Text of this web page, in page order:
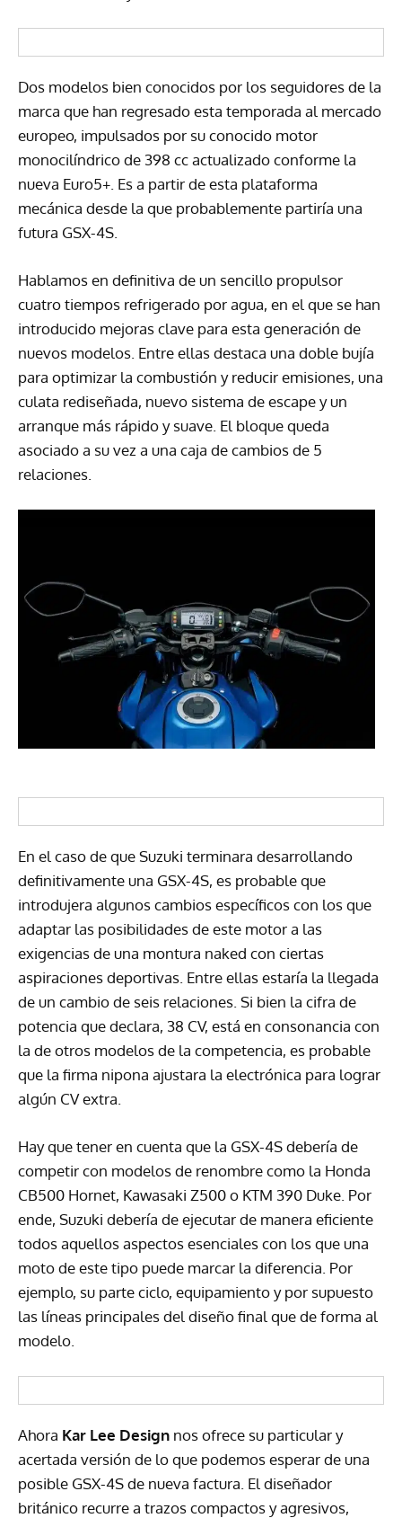
Dos modelos bien conocidos por los seguidores de la
marca que han regresado esta temporada al mercado
europeo, impulsados por su conocido motor
monocilíndrico de 398 cc actualizado conforme la
nueva Euro5+. Es a partir de esta plataforma
mecánica desde la que probablemente partiría una
futura GSX-4S.
Hablamos en definitiva de un sencillo propulsor
cuatro tiempos refrigerado por agua, en el que se han
introducido mejoras clave para esta generación de
nuevos modelos. Entre ellas destaca una doble bujía
para optimizar la combustión y reducir emisiones, una
culata rediseñada, nuevo sistema de escape y un
arranque más rápido y suave. El bloque queda
asociado a su vez a una caja de cambios de 5
relaciones.
En el caso de que Suzuki terminara desarrollando
definitivamente una GSX-4S, es probable que
introdujera algunos cambios específicos con los que
adaptar las posibilidades de este motor a las
exigencias de una montura naked con ciertas
aspiraciones deportivas. Entre ellas estaría la llegada
de un cambio de seis relaciones. Si bien la cifra de
potencia que declara, 38 CV, está en consonancia con
la de otros modelos de la competencia, es probable
que la firma nipona ajustara la electrónica para lograr
algún CV extra.
Hay que tener en cuenta que la GSX-4S debería de
competir con modelos de renombre como la Honda
CB500 Hornet, Kawasaki Z500 o KTM 390 Duke. Por
ende, Suzuki debería de ejecutar de manera eficiente
todos aquellos aspectos esenciales con los que una
moto de este tipo puede marcar la diferencia. Por
ejemplo, su parte ciclo, equipamiento y por supuesto
las líneas principales del diseño final que de forma al
modelo.
Ahora Kar Lee Design nos ofrece su particular y
acertada versión de lo que podemos esperar de una
posible GSX-4S de nueva factura. El diseñador
británico recurre a trazos compactos y agresivos,